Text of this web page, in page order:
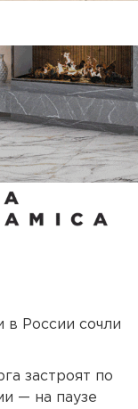
в России сочли
застроят по
— на паузе